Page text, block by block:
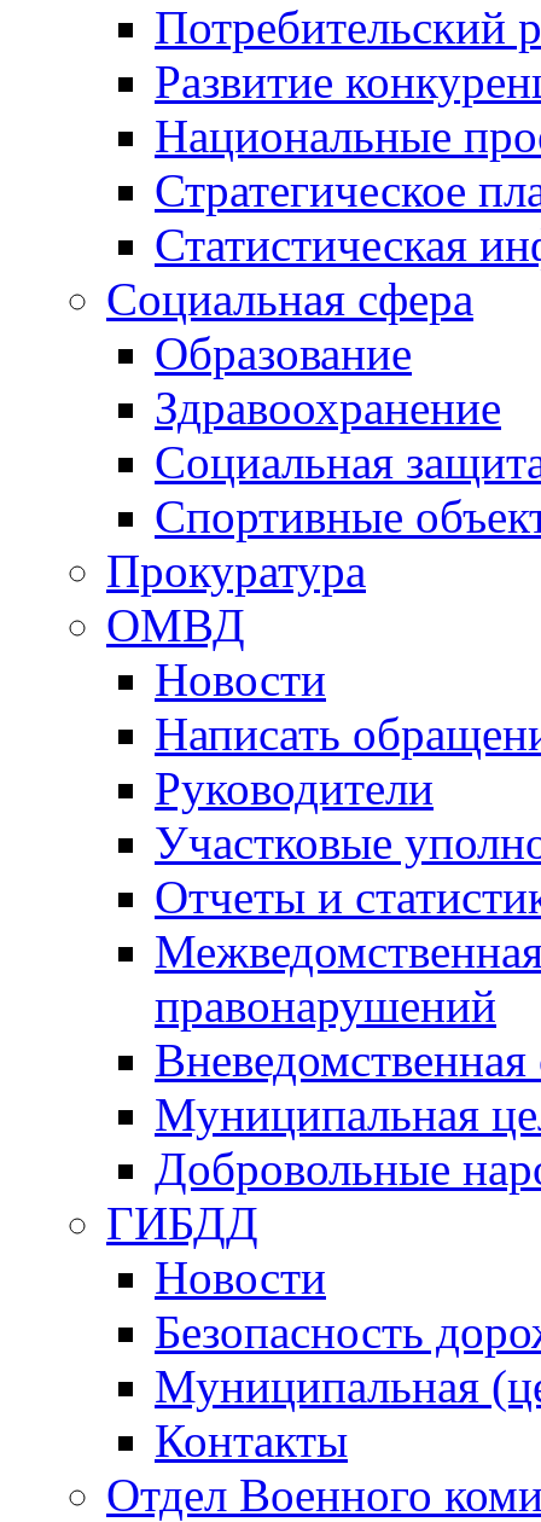
Потребительский
Развитие
Национальные
Стратегическое
Статистическая
Социальная сфера
Образование
Здравоохранение
Социальная
Спортивные
Прокуратура
ОМВД
Новости
Написать
Руководители
Участковые
Отчеты и
правонарушений
Вневедомственная
Муниципальная
Добровольные
ГИБДД
Новости
Безопасность
Муниципальная
Контакты
Отдел Военного